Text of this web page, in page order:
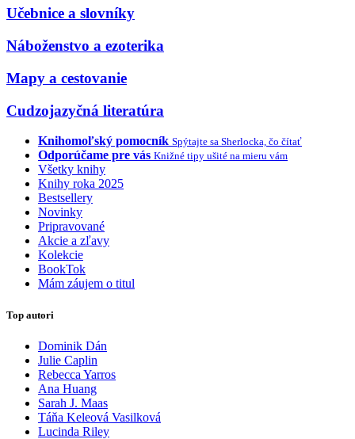
Učebnice a slovníky
Náboženstvo a ezoterika
Mapy a cestovanie
Cudzojazyčná literatúra
Knihomoľský pomocník Spýtajte sa Sherlocka, čo čítať
Odporúčame pre vás Knižné tipy ušité na mieru vám
Všetky knihy
Knihy roka 2025
Bestsellery
Novinky
Pripravované
Akcie a zľavy
Kolekcie
BookTok
Mám záujem o titul
Top autori
Dominik Dán
Julie Caplin
Rebecca Yarros
Ana Huang
Sarah J. Maas
Táňa Keleová Vasilková
Lucinda Riley